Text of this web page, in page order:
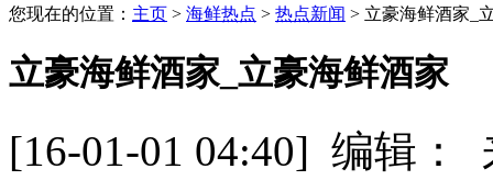
您现在的位置： 主页 > 海鲜热点 > 热点新闻 > 立豪海鲜酒家_
立豪海鲜酒家_立豪海鲜酒家
[16-01-01 04:40] 编辑